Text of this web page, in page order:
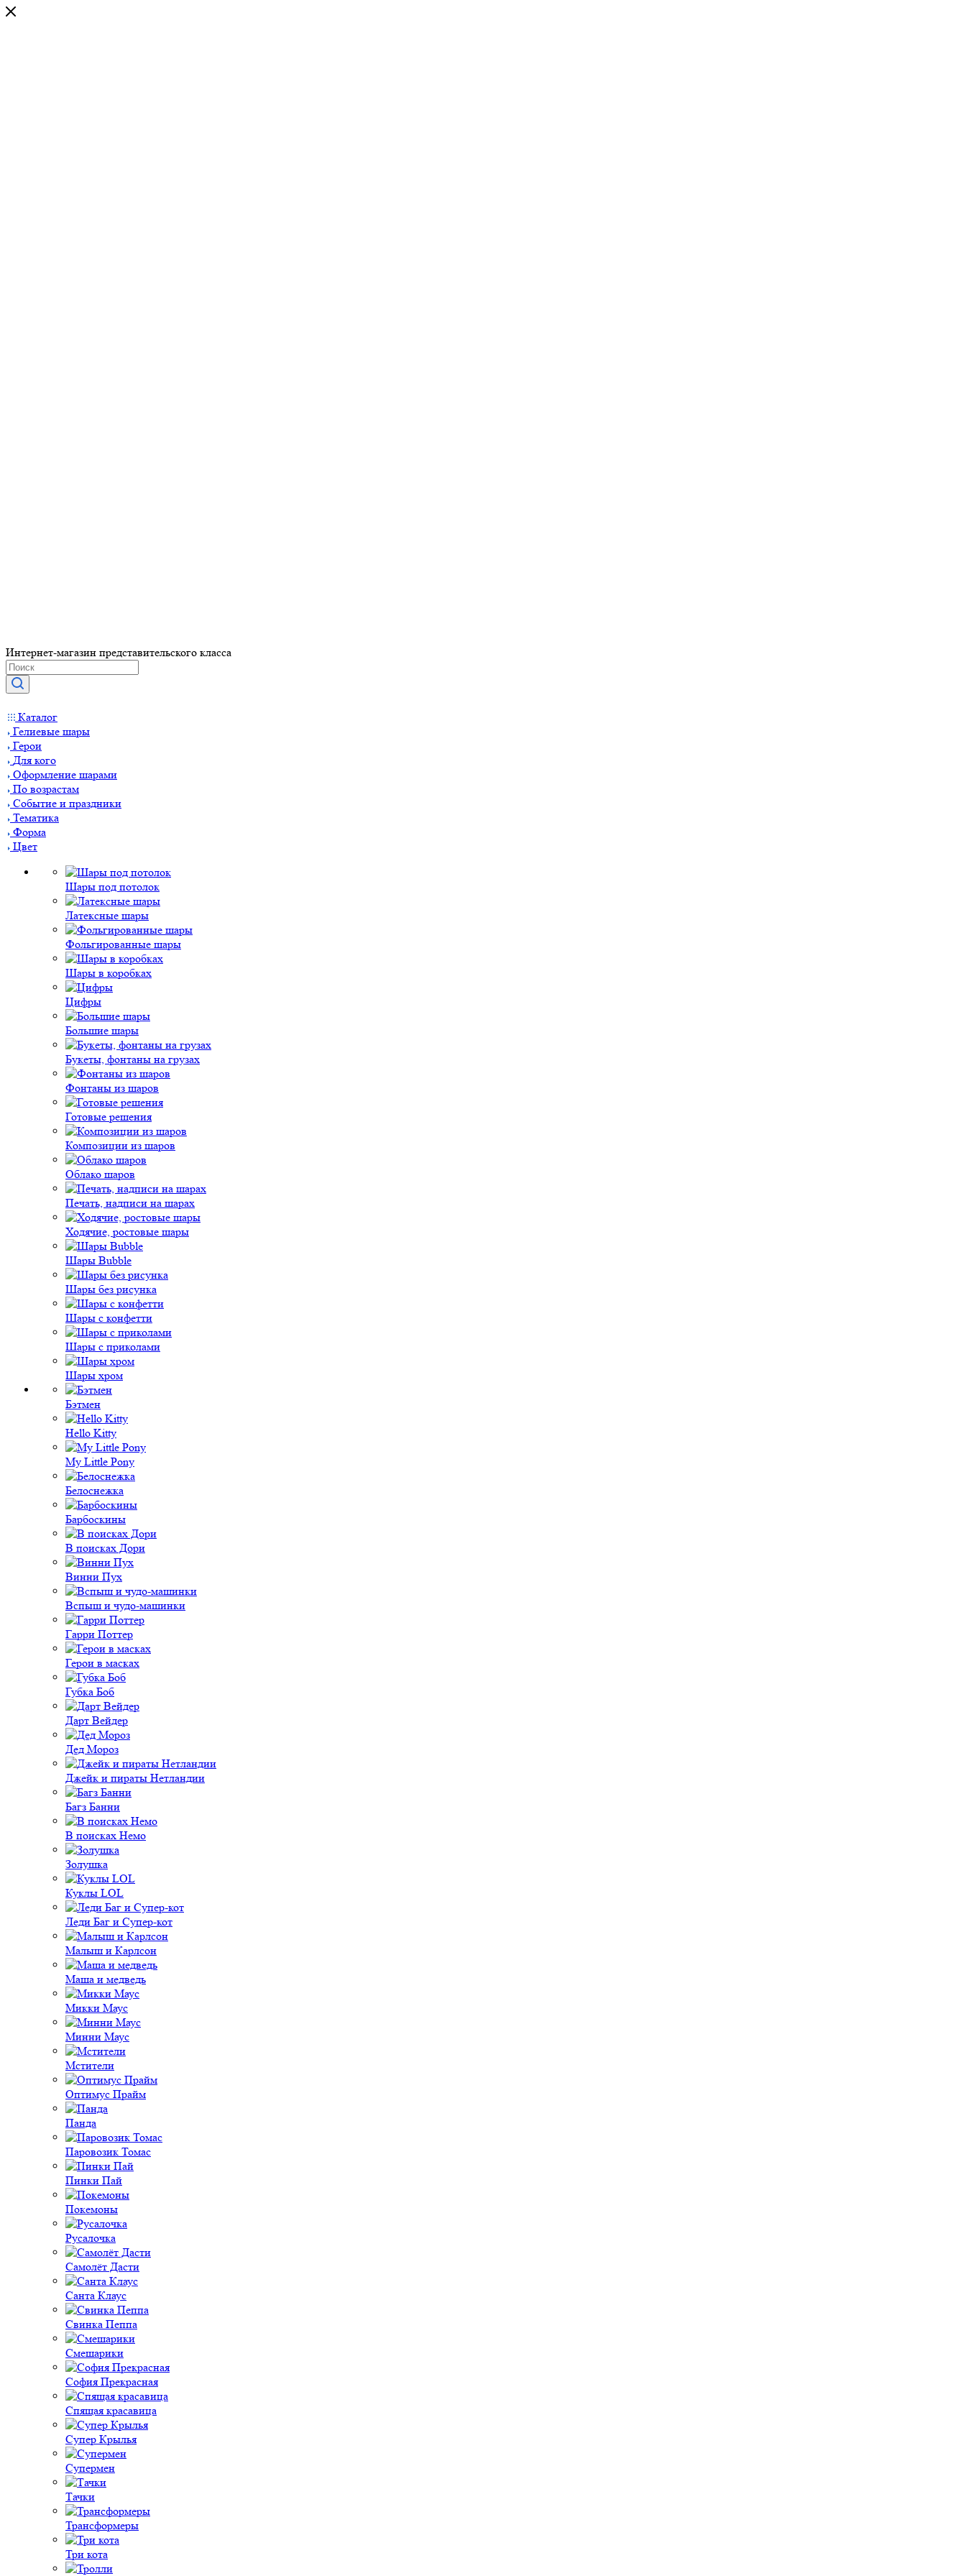
Интернет-магазин представительского класса
Каталог
Гелиевые шары
Герои
Для кого
Оформление шарами
По возрастам
Событие и праздники
Тематика
Форма
Цвет
Шары под потолок
Латексные шары
Фольгированные шары
Шары в коробках
Цифры
Большие шары
Букеты, фонтаны на грузах
Фонтаны из шаров
Готовые решения
Композиции из шаров
Облако шаров
Печать, надписи на шарах
Ходячие, ростовые шары
Шары Bubble
Шары без рисунка
Шары с конфетти
Шары с приколами
Шары хром
Бэтмен
Hello Kitty
My Little Pony
Белоснежка
Барбоскины
В поисках Дори
Винни Пух
Вспыш и чудо-машинки
Гарри Поттер
Герои в масках
Губка Боб
Дарт Вейдер
Дед Мороз
Джейк и пираты Нетландии
Багз Банни
В поисках Немо
Золушка
Куклы LOL
Леди Баг и Супер-кот
Малыш и Карлсон
Маша и медведь
Микки Маус
Минни Маус
Мстители
Оптимус Прайм
Панда
Паровозик Томас
Пинки Пай
Покемоны
Русалочка
Самолёт Дасти
Санта Клаус
Свинка Пеппа
Смешарики
София Прекрасная
Спящая красавица
Супер Крылья
Супермен
Тачки
Трансформеры
Три кота